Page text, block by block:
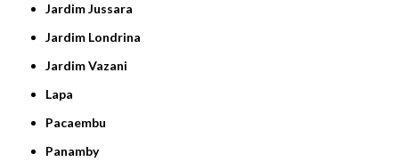
Jardim Jussara
Jardim Londrina
Jardim Vazani
Lapa
Pacaembu
Panamby